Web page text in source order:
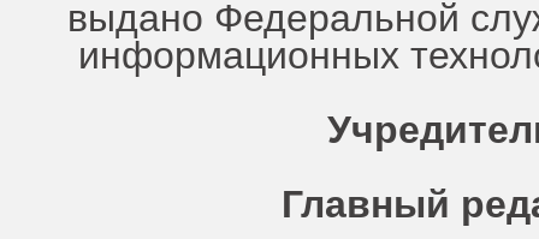
выдано Федеральной
информационных
Главный